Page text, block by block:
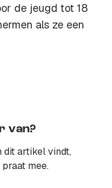
de jeugd tot 18
als ze een
van?
dit artikel vindt,
mee.